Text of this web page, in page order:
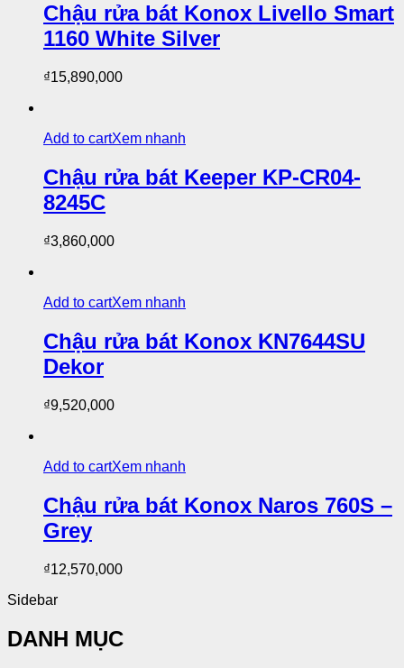
Chậu rửa bát Konox Livello Smart
1160 White Silver
₫15,890,000
Add to cartXem nhanh
Chậu rửa bát Keeper KP-CR04-
8245C
₫3,860,000
Add to cartXem nhanh
Chậu rửa bát Konox KN7644SU
Dekor
₫9,520,000
Add to cartXem nhanh
Chậu rửa bát Konox Naros 760S –
Grey
₫12,570,000
Sidebar
DANH MỤC